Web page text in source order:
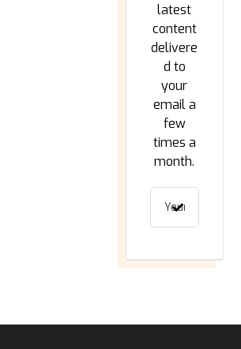
latest
content
delivere
d to
your
email a
few
times a
month.